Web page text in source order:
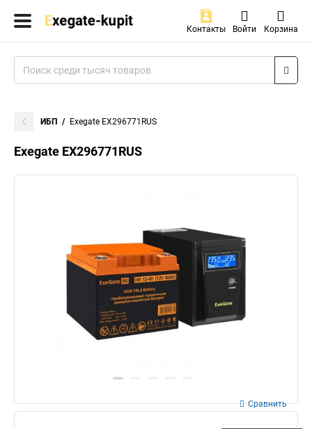
Контакты Войти Корзина
ИБП Exegate EX296771RUS
Exegate EX296771RUS
Сравнить